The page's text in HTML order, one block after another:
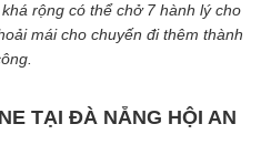
rộng có thể chở 7 hành lý cho
mái cho chuyến đi thêm thành
TẠI ĐÀ NẴNG HỘI AN